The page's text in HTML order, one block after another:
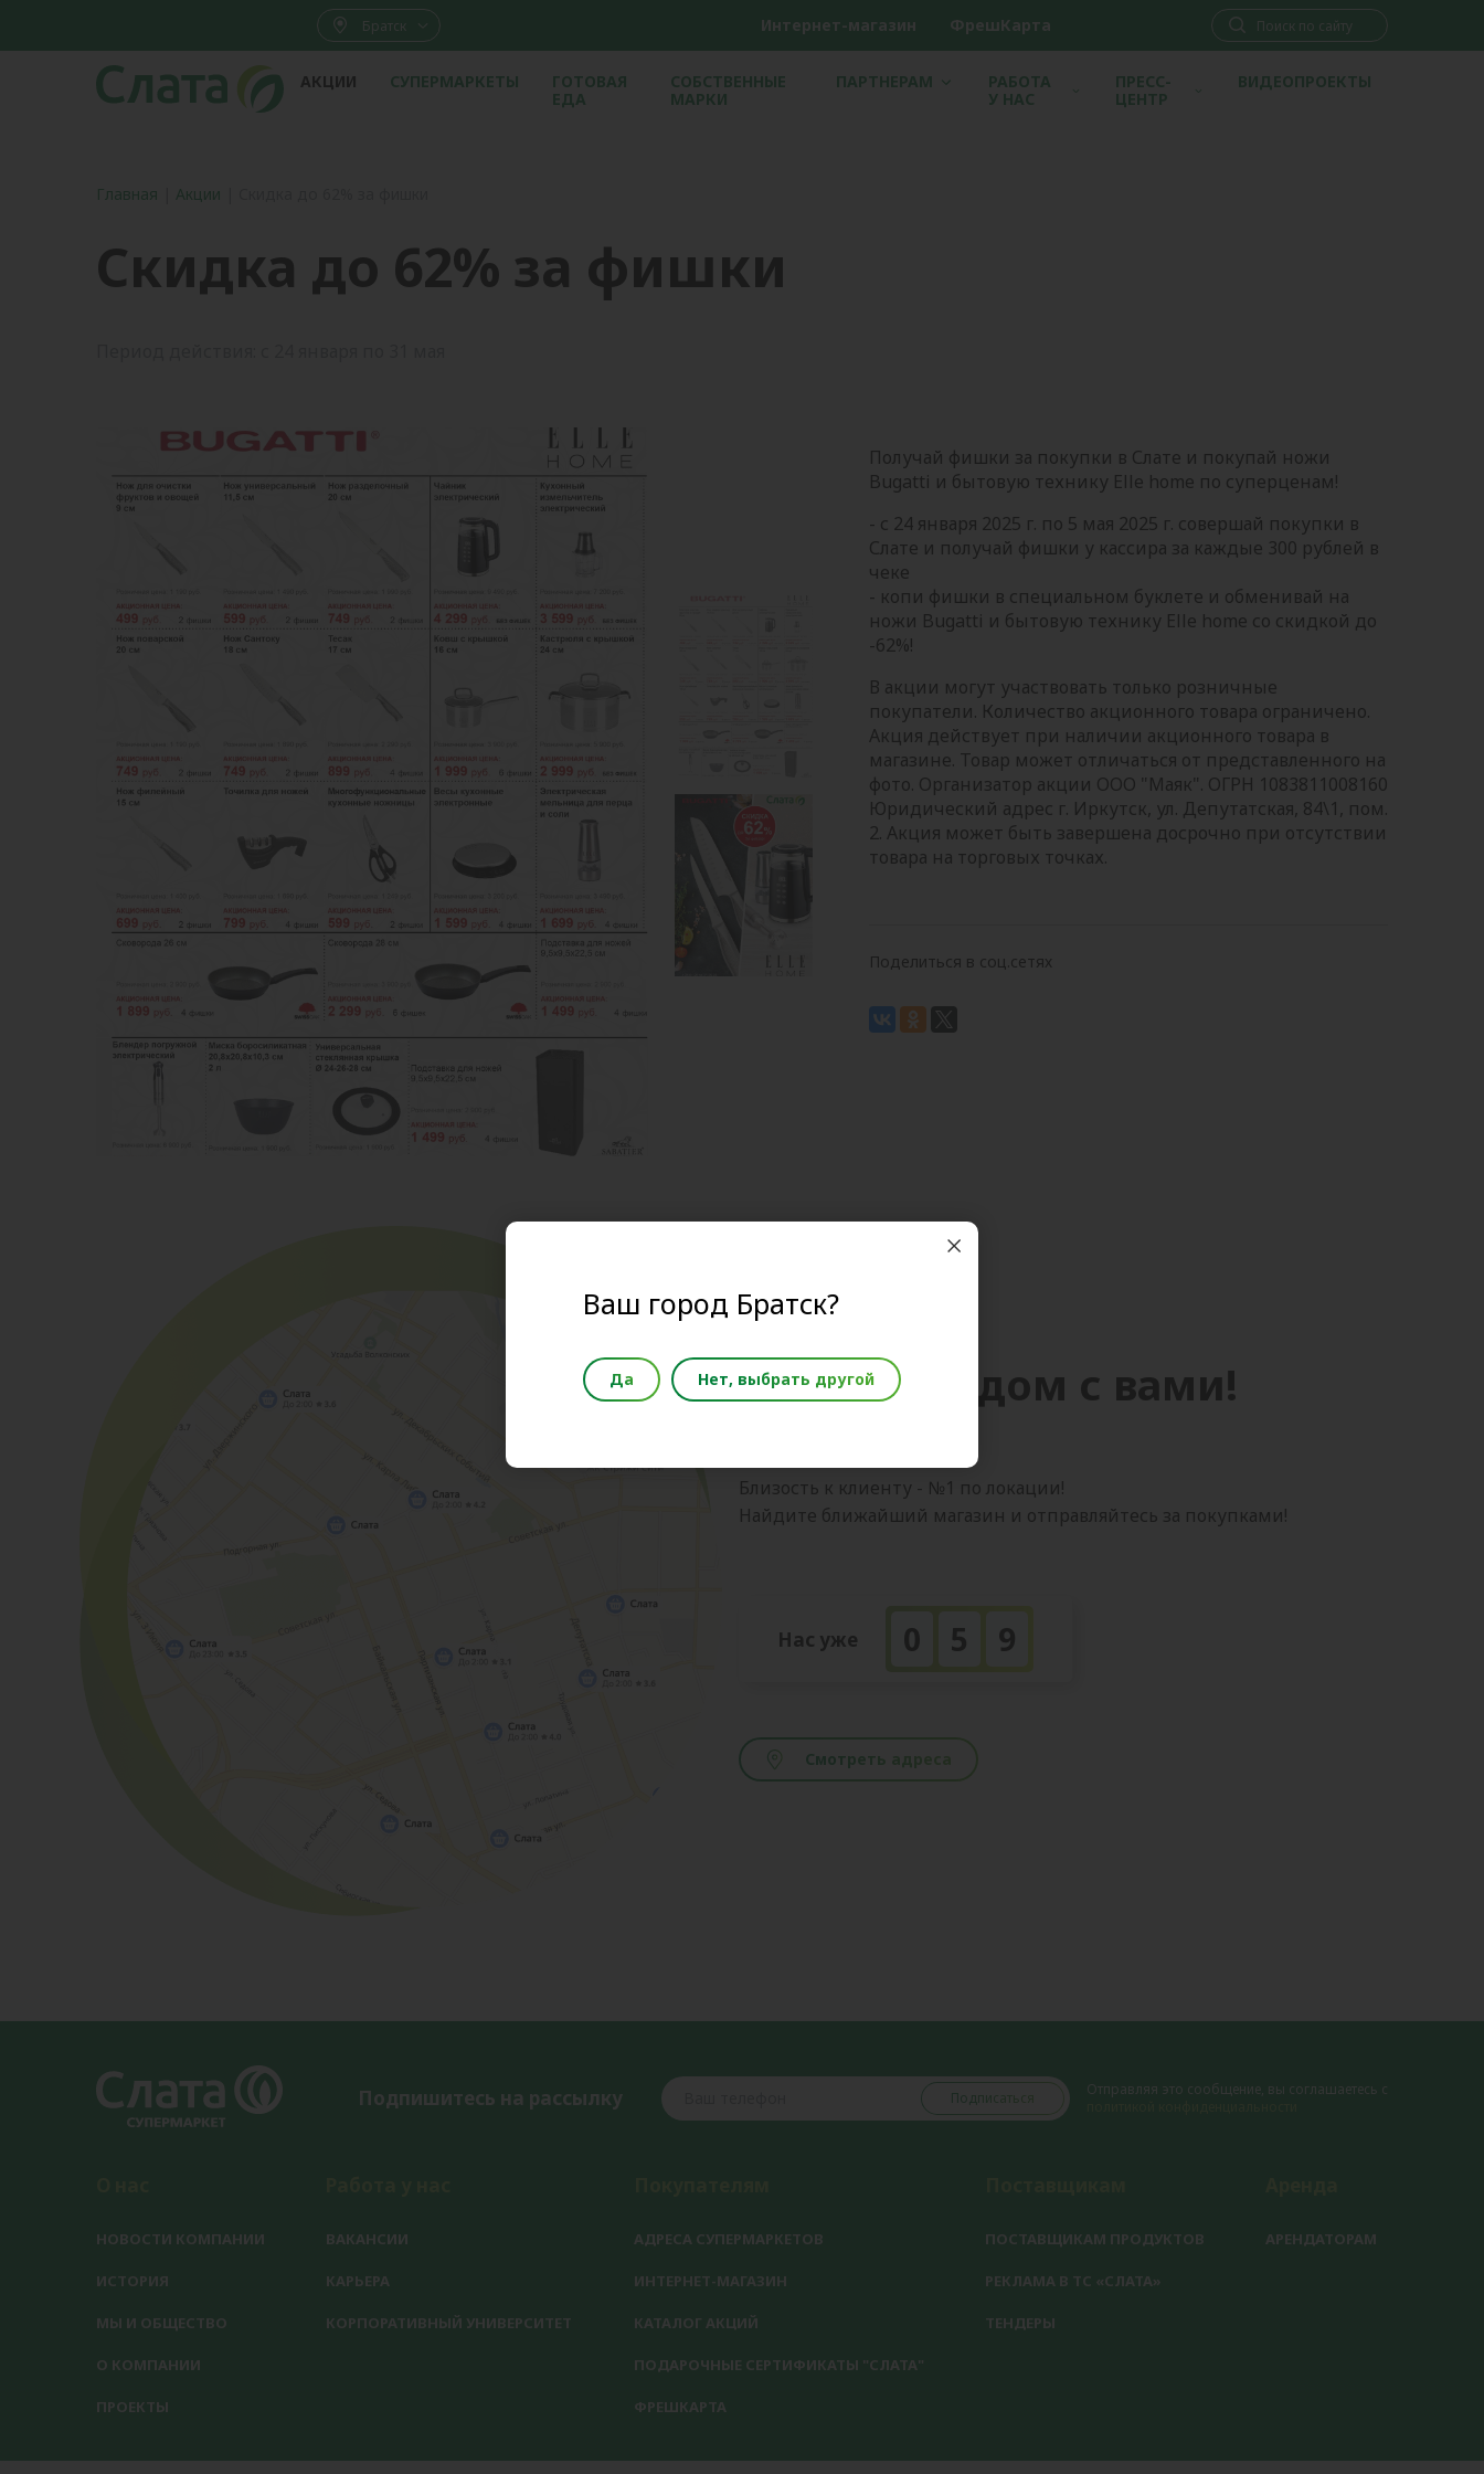
Братск Интернет-магазин ФрешКарта
АКЦИИ СУПЕРМАРКЕТЫ
ГОТОВАЯ
ЕДА
СОБСТВЕННЫЕ
МАРКИ
ПАРТНЕРАМ
РАБОТА
У НАС
ПРЕСС-
ЦЕНТР
ВИДЕОПРОЕКТЫ
Главная Акции
Скидка до 62% за фишки
Получай фишки за покупки в Слате и покупай ножи
Bugatti и бытовую технику Elle home по суперценам!
- с 24 января 2025 г. по 5 мая 2025 г. совершай покупки в
Слате и получай фишки у кассира за каждые 300 рублей в
чеке
- копи фишки в специальном буклете и обменивай на
ножи Bugatti и бытовую технику Elle home со скидкой до
-62%!
В акции могут участвовать только розничные
покупатели. Количество акционного товара ограничено.
Акция действует при наличии акционного товара в
магазине. Товар может отличаться от представленного на
фото. Организатор акции ООО "Маяк". ОГРН 1083811008160
Юридический адрес г. Иркутск, ул. Депутатская, 84\1, пом.
2. Акция может быть завершена досрочно при отсутствии
товара на торговых точках.
Поделиться в соц.сетях
«Слата» рядом с вами!
Близость к клиенту - №1 по локации!
Найдите ближайший магазин и отправляйтесь за покупками!
Нас уже 0 5 9
Смотреть адреса
Подпишитесь на рассылку Подписаться
Отправляя это сообщение, вы соглашаетесь с
НОВОСТИ КОМПАНИИ
ИСТОРИЯ
МЫ И ОБЩЕСТВО
О КОМПАНИИ
ПРОЕКТЫ
ВАКАНСИИ
КАРЬЕРА
КОРПОРАТИВНЫЙ УНИВЕРСИТЕТ
АДРЕСА СУПЕРМАРКЕТОВ
ИНТЕРНЕТ-МАГАЗИН
КАТАЛОГ АКЦИЙ
ПОДАРОЧНЫЕ СЕРТИФИКАТЫ "СЛАТА"
ФРЕШКАРТА
ПОСТАВЩИКАМ ПРОДУКТОВ
РЕКЛАМА В ТС «СЛАТА»
ТЕНДЕРЫ
АРЕНДАТОРАМ
Ваш город Братск?
Да Нет, выбрать другой